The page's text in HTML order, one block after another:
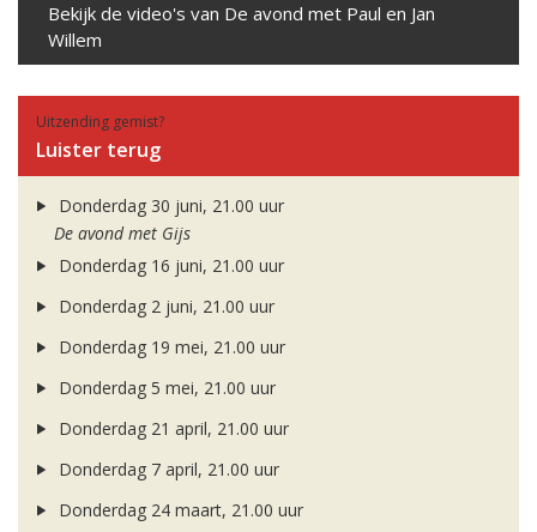
Bekijk de video's van De avond met Paul en Jan
Willem
Uitzending gemist?
Luister terug
Donderdag 30 juni, 21.00 uur
De avond met Gijs
Donderdag 16 juni, 21.00 uur
Donderdag 2 juni, 21.00 uur
Donderdag 19 mei, 21.00 uur
Donderdag 5 mei, 21.00 uur
Donderdag 21 april, 21.00 uur
Donderdag 7 april, 21.00 uur
Donderdag 24 maart, 21.00 uur